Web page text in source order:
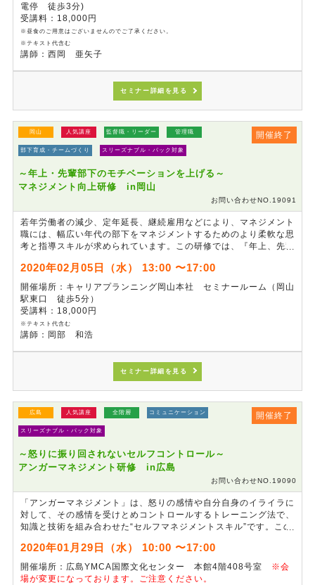
電停 徒歩3分)
受講料：18,000円
※昼食のご用意はございませんのでご了承ください。
※テキスト代含む
講師：西岡 亜矢子
セミナー詳細を見る
開催終了
岡山 人気講座 監督職・リーダー 管理職
部下育成・チームづくり スリーズナブル・パック対象
～年上・先輩部下のモチベーションを上げる～
マネジメント向上研修 in岡山
お問い合わせNO.19091
若年労働者の減少、定年延長、継続雇用などにより、マネジメント
職には、幅広い年代の部下をマネジメントするためのより柔軟な思
考と指導スキルが求められています。この研修では、『年上、先輩
ための思考、ミッションの与え方やほめ方・叱り方などの留意点に
ついて、分かりやすい事例などを交えて学び、『年上、先輩部下』
対してもぶれないマネジメントを習得する研修です。
2020年02月05日（水） 13:00 〜17:00
開催場所：キャリアプランニング岡山本社 セミナールーム（岡山
駅東口 徒歩5分）
受講料：18,000円
※テキスト代含む
講師：岡部 和浩
セミナー詳細を見る
開催終了
広島 人気講座 全階層 コミュニケーション
スリーズナブル・パック対象
～怒りに振り回されないセルフコントロール～
アンガーマネジメント研修 in広島
お問い合わせNO.19090
「アンガーマネジメント」は、怒りの感情や自分自身のイライラに
対して、その感情を受けとめコントロールするトレーニング法で、
知識と技術を組み合わせた“セルフマネジメントスキル”です。この
知ることで、社内外における対人関係を円滑に行えるようになり、
また部下の育成に役立たせるなど、職場での実践的活用法を習得し
ます。
2020年01月29日（水） 10:00 〜17:00
開催場所：広島YMCA国際文化センター 本館4階408号室 ※会
場が変更になっております。ご注意ください。